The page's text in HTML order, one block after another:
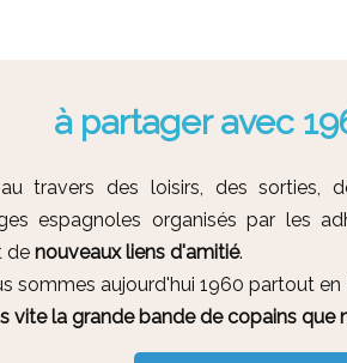
à partager avec
travers des loisirs, des sorties,
espagnoles organisés par les
de nouveaux liens d'amitié.
sommes aujourd'hui 1960 partout en
vite la grande bande de copains que